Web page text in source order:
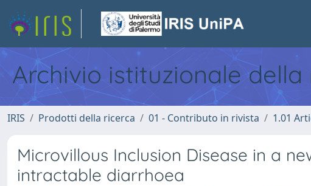
Archivio istituzionale
IRIS Prodotti della ricerca 01 - Contributo in rivista 1.01
Microvillous Inclusion Disease in a
intractable diarrhoea